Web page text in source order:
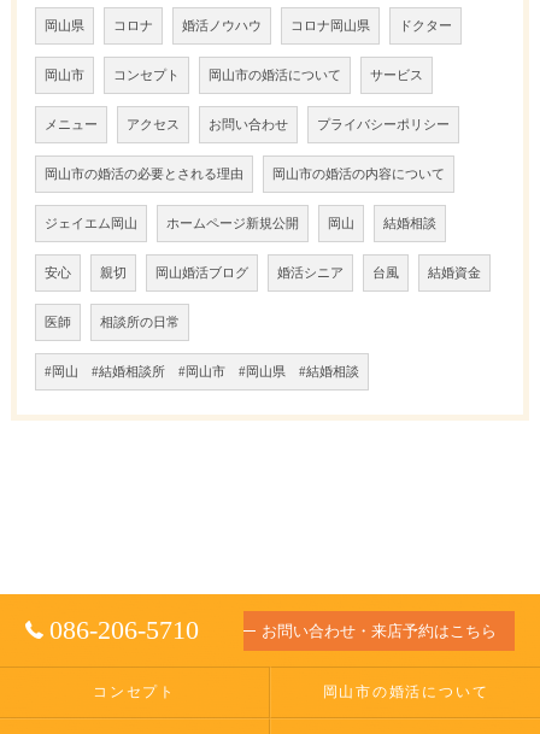
岡山県 コロナ 婚活ノウハウ コロナ岡山県 ドクター
岡山市 コンセプト 岡山市の婚活について サービス
メニュー アクセス お問い合わせ プライバシーポリシー
岡山市の婚活の必要とされる理由 岡山市の婚活の内容について
ジェイエム岡山 ホームページ新規公開 岡山 結婚相談
安心 親切 岡山婚活ブログ 婚活シニア 台風 結婚資金
医師 相談所の日常
#岡山 #結婚相談所 #岡山市 #岡山県 #結婚相談
086-206-5710 お問い合わせ・来店予約はこちら
コンセプト 岡山市の婚活について